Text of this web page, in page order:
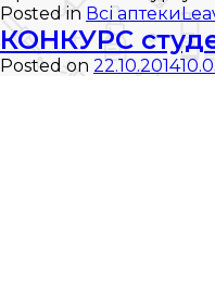
Posted in Всі аптеки
КОНКУРС
Posted on 22.10.2014